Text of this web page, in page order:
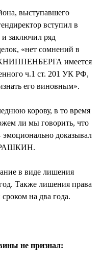
выступавшего
вступил в
заключил ряд
«нет сомнений в
имеется
ч.1 ст. 201 УК РФ,
его виновным».
корову, в то время
ли мы говорить, что
доказывал
в виде лишения
Также лишения права
на два года.
не признал: